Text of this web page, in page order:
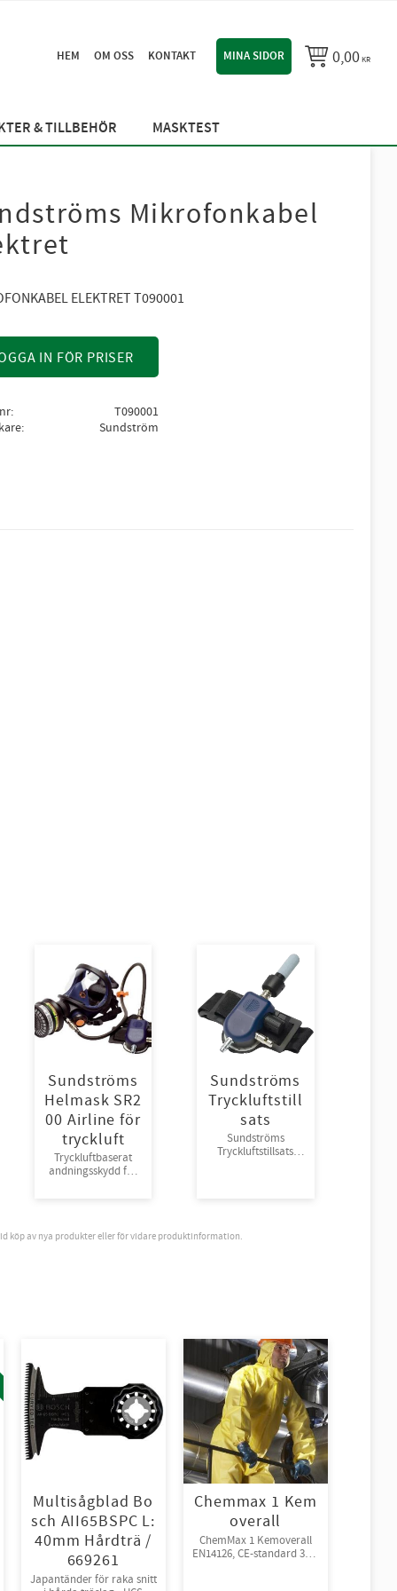
HEM OM OSS KONTAKT MINA SIDOR 0,00KR
& TILLBEHÖR MASKTEST
Mikrofonkabel
ELEKTRET T090001
IN FÖR PRISER
T090001
Sundström
Sundströms
Helmask SR2
00 Airline för
tryckluft
Tryckluftbaserat
andningsskydd för
Sundströms
Tryckluftstill
sats
Sundströms
Tryckluftstillsats
köp av nya produkter eller för vidare produktinformation.
Multisågblad Bo
sch AII65BSPC L:
40mm Hårdträ /
669261
Japantänder för raka snitt
Chemmax 1 Kem
overall
ChemMax 1 Kemoverall
EN14126, CE-standard 3-B,